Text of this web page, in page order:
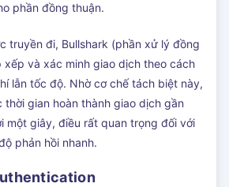
phần đồng thuận.
truyền đi, Bullshark (phần xử lý đồng
xếp và xác minh giao dịch theo cách
lẫn tốc độ. Nhờ cơ chế tách biệt này,
thời gian hoàn thành giao dịch gần
một giây, điều rất quan trọng đối với
phản hồi nhanh.